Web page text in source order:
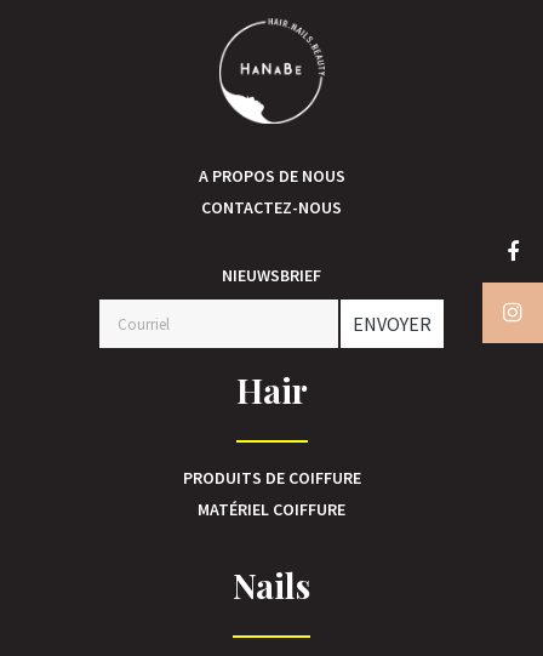
A PROPOS DE NOUS
CONTACTEZ-NOUS
NIEUWSBRIEF
ENVOYER
Hair
PRODUITS DE COIFFURE
MATÉRIEL COIFFURE
Nails